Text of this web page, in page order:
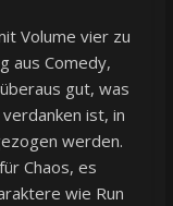
Volume vier zu
aus Comedy,
gut, was
ist, in
werden.
Chaos, es
wie Run